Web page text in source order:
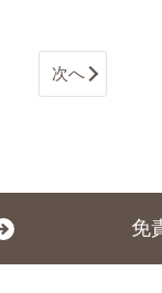
次へ
免